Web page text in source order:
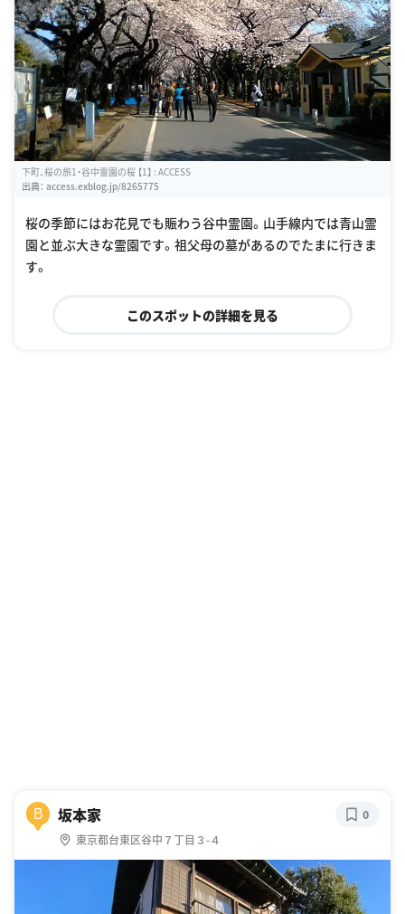
下町、桜の旅1・谷中霊園の桜 【1】 : ACCESS
出典： access.exblog.jp/8265775
桜の季節にはお花見でも賑わう谷中霊園。山手線内では青山霊
園と並ぶ大きな霊園です。祖父母の墓があるのでたまに行きま
す。
このスポットの詳細を見る
B 坂本家
東京都台東区谷中７丁目３-４
0